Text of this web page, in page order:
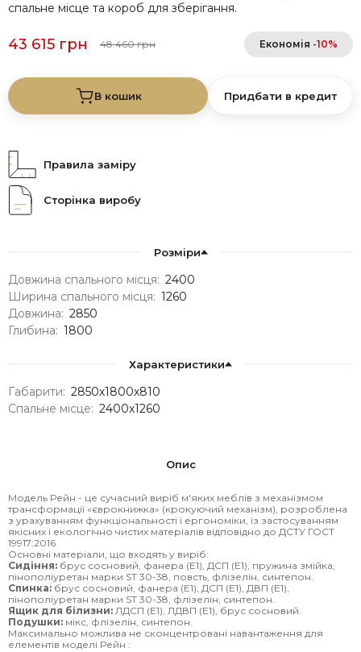
спальне місце та короб для зберігання.
43 615 грн 48 460 грн Економія -10%
В кошик Придбати в кредит
Правила заміру
Сторінка виробу
Розміри
Довжина спального місця: 2400
Ширина спального місця: 1260
Довжина: 2850
Глибина: 1800
Характеристики
Габарити: 2850х1800х810
Спальне місце: 2400х1260
Опис
Модель Рейн - це сучасний виріб м'яких меблів з механізмом
трансформації «єврокнижка» (крокуючий механізм), розроблена
з урахуванням функціональності і ергономіки, із застосуванням
якісних і екологічно чистих матеріалів відповідно до ДСТУ ГОСТ
19917:2016
Основні матеріали, що входять у виріб:
Сидіння: брус сосновий, фанера (Е1), ДСП (Е1), пружина змійка,
пінополіуретан марки ST 30-38, повсть, флізелін, синтепон.
Спинка: брус сосновий, фанера (Е1), ДСП (Е1), ДВП (Е1),
пінополіуретан марки ST 30-38, флізелін, синтепон.
Ящик для білизни: ЛДСП (Е1), ЛДВП (Е1), брус сосновий.
Подушки: мікс, флізелін, синтепон.
Максимально можлива не сконцентровані навантаження для
елементів моделі Рейн :